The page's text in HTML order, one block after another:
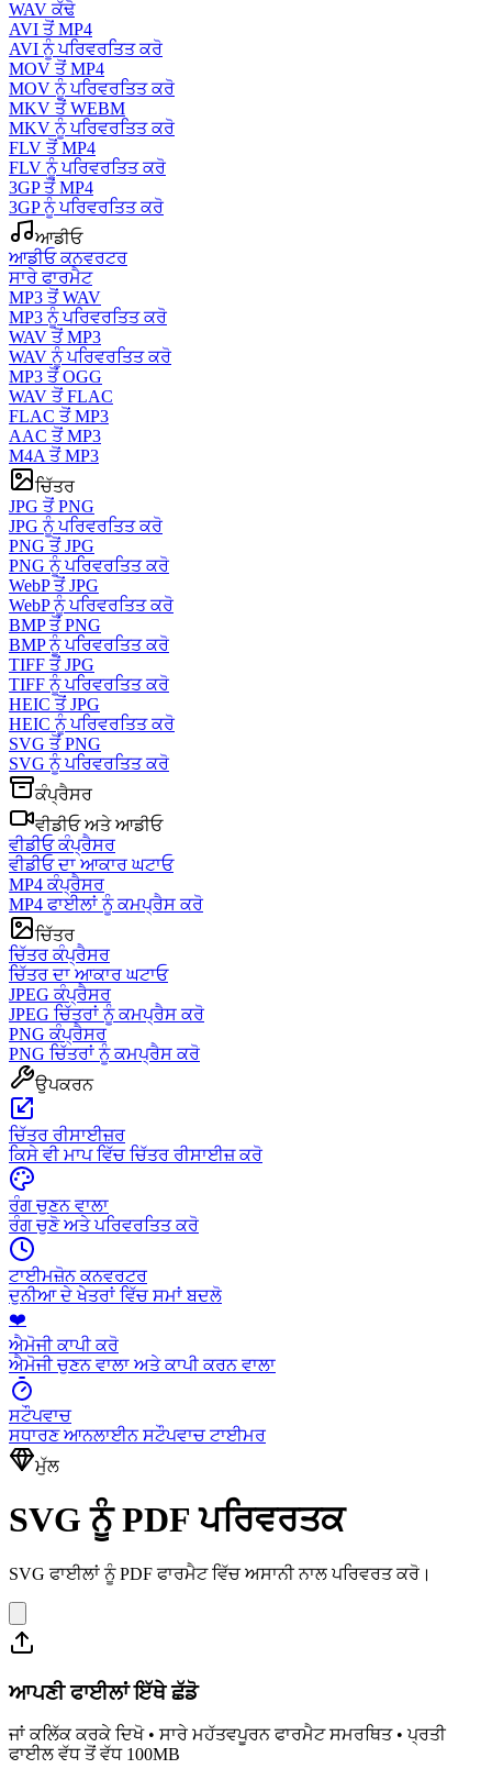
WAV ਕੱਢੋ
AVI ਤੋਂ MP4
AVI ਨੂੰ ਪਰਿਵਰਤਿਤ ਕਰੋ
MOV ਤੋਂ MP4
MOV ਨੂੰ ਪਰਿਵਰਤਿਤ ਕਰੋ
MKV ਤੋਂ WEBM
MKV ਨੂੰ ਪਰਿਵਰਤਿਤ ਕਰੋ
FLV ਤੋਂ MP4
FLV ਨੂੰ ਪਰਿਵਰਤਿਤ ਕਰੋ
3GP ਤੋਂ MP4
3GP ਨੂੰ ਪਰਿਵਰਤਿਤ ਕਰੋ
ਆਡੀਓ
ਆਡੀਓ ਕਨਵਰਟਰ
ਸਾਰੇ ਫਾਰਮੈਟ
MP3 ਤੋਂ WAV
MP3 ਨੂੰ ਪਰਿਵਰਤਿਤ ਕਰੋ
WAV ਤੋਂ MP3
WAV ਨੂੰ ਪਰਿਵਰਤਿਤ ਕਰੋ
MP3 ਤੋਂ OGG
WAV ਤੋਂ FLAC
FLAC ਤੋਂ MP3
AAC ਤੋਂ MP3
M4A ਤੋਂ MP3
ਚਿੱਤਰ
JPG ਤੋਂ PNG
JPG ਨੂੰ ਪਰਿਵਰਤਿਤ ਕਰੋ
PNG ਤੋਂ JPG
PNG ਨੂੰ ਪਰਿਵਰਤਿਤ ਕਰੋ
WebP ਤੋਂ JPG
WebP ਨੂੰ ਪਰਿਵਰਤਿਤ ਕਰੋ
BMP ਤੋਂ PNG
BMP ਨੂੰ ਪਰਿਵਰਤਿਤ ਕਰੋ
TIFF ਤੋਂ JPG
TIFF ਨੂੰ ਪਰਿਵਰਤਿਤ ਕਰੋ
HEIC ਤੋਂ JPG
HEIC ਨੂੰ ਪਰਿਵਰਤਿਤ ਕਰੋ
SVG ਤੋਂ PNG
SVG ਨੂੰ ਪਰਿਵਰਤਿਤ ਕਰੋ
ਕੰਪ੍ਰੈਸਰ
ਵੀਡੀਓ ਅਤੇ ਆਡੀਓ
ਵੀਡੀਓ ਕੰਪ੍ਰੈਸਰ
ਵੀਡੀਓ ਦਾ ਆਕਾਰ ਘਟਾਓ
MP4 ਕੰਪ੍ਰੈਸਰ
MP4 ਫਾਈਲਾਂ ਨੂੰ ਕਮਪ੍ਰੈਸ ਕਰੋ
ਚਿੱਤਰ
ਚਿੱਤਰ ਕੰਪ੍ਰੈਸਰ
ਚਿੱਤਰ ਦਾ ਆਕਾਰ ਘਟਾਓ
JPEG ਕੰਪ੍ਰੈਸਰ
JPEG ਚਿੱਤਰਾਂ ਨੂੰ ਕਮਪ੍ਰੈਸ ਕਰੋ
PNG ਕੰਪ੍ਰੈਸਰ
PNG ਚਿੱਤਰਾਂ ਨੂੰ ਕਮਪ੍ਰੈਸ ਕਰੋ
ਉਪਕਰਨ
ਚਿੱਤਰ ਰੀਸਾਈਜ਼ਰ
ਕਿਸੇ ਵੀ ਮਾਪ ਵਿੱਚ ਚਿੱਤਰ ਰੀਸਾਈਜ਼ ਕਰੋ
ਰੰਗ ਚੁਣਨ ਵਾਲਾ
ਰੰਗ ਚੁਣੋ ਅਤੇ ਪਰਿਵਰਤਿਤ ਕਰੋ
ਟਾਈਮਜ਼ੋਨ ਕਨਵਰਟਰ
ਦੁਨੀਆ ਦੇ ਖੇਤਰਾਂ ਵਿੱਚ ਸਮਾਂ ਬਦਲੋ
❤️
ਐਮੋਜੀ ਕਾਪੀ ਕਰੋ
ਐਮੋਜੀ ਚੁਣਨ ਵਾਲਾ ਅਤੇ ਕਾਪੀ ਕਰਨ ਵਾਲਾ
ਸਟੌਪਵਾਚ
ਸਧਾਰਣ ਆਨਲਾਈਨ ਸਟੌਪਵਾਚ ਟਾਈਮਰ
ਮੁੱਲ
SVG ਨੂੰ PDF ਪਰਿਵਰਤਕ
SVG ਫਾਈਲਾਂ ਨੂੰ PDF ਫਾਰਮੈਟ ਵਿੱਚ ਅਸਾਨੀ ਨਾਲ ਪਰਿਵਰਤ ਕਰੋ।
ਆਪਣੀ ਫਾਈਲਾਂ ਇੱਥੇ ਛੱਡੋ
ਜਾਂ ਕਲਿੱਕ ਕਰਕੇ ਦਿਖੋ • ਸਾਰੇ ਮਹੱਤਵਪੂਰਨ ਫਾਰਮੈਟ ਸਮਰਥਿਤ • ਪ੍ਰਤੀ
ਫਾਈਲ ਵੱਧ ਤੋਂ ਵੱਧ 100MB